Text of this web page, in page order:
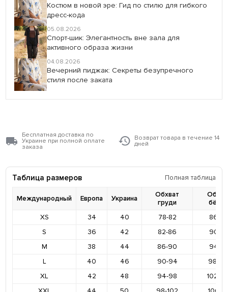
Костюм в новой эре: Гид по стилю для гибкого
дресс-кода
05.08.2026
Спорт-шик: Элегантность вне зала для
активного образа жизни
04.08.2026
Вечерний пиджак: Секреты безупречного
стиля после заката
Бесплатная доставка по
Украине при полной оплате
заказа
Возврат товара в течение 14
дней
Таблица размеров Полная таблица
Международный Европа Украина
Обхват
груди
XS
34 40 78-82
86-
S
36 42 82-86
90-
M
38 44 86-90
94-
L
40 46 90-94
98-
XL
42 48 94-98
102-